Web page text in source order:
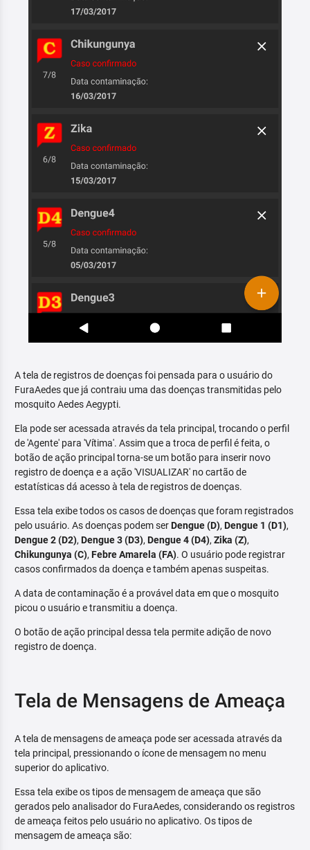
A tela de registros de doenças foi pensada para o usuário do
FuraAedes que já contraiu uma das doenças transmitidas pelo
mosquito Aedes Aegypti.
Ela pode ser acessada através da tela principal, trocando o perfil
de 'Agente' para 'Vítima'. Assim que a troca de perfil é feita, o
botão de ação principal torna-se um botão para inserir novo
registro de doença e a ação 'VISUALIZAR' no cartão de
estatísticas dá acesso à tela de registros de doenças.
Essa tela exibe todos os casos de doenças que foram registrados
pelo usuário. As doenças podem serDengue (D), Dengue 1 (D1),
Dengue 2 (D2), Dengue 3 (D3), Dengue 4 (D4), Zika (Z),
Chikungunya (C), Febre Amarela (FA). O usuário pode registrar
casos confirmados da doença e também apenas suspeitas.
A data de contaminação é a provável data em que o mosquito
picou o usuário e transmitiu a doença.
O botão de ação principal dessa tela permite adição de novo
registro de doença.
Tela de Mensagens de Ameaça
A tela de mensagens de ameaça pode ser acessada através da
tela principal, pressionando o ícone de mensagem no menu
superior do aplicativo.
Essa tela exibe os tipos de mensagem de ameaça que são
gerados pelo analisador do FuraAedes, considerando os registros
de ameaça feitos pelo usuário no aplicativo. Os tipos de
mensagem de ameaça são: